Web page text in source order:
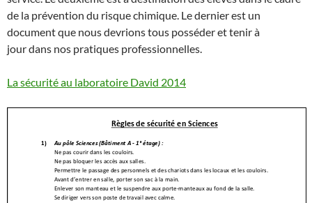
de la prévention du risque chimique. Le dernier est un
document que nous devrions tous posséder et tenir à
jour dans nos pratiques professionnelles.
La sécurité au laboratoire David 2014